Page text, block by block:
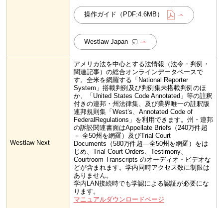
操作ガイド（PDF:4.6MB）
Westlaw Japan
Westlaw Next
アメリカ法を中心とする法情報（法令・判例・
関連記事）の総合オンラインデータベースで
す。全米を網羅する「National Reporter
System」搭載判例及び判例集未搭載判例のほ
か、「United States Code Annotated」等の註釈
付きの連邦・州法律集、及び業界唯一の註釈版
連邦規則集「West’s、Annotated Code of
FederalRegulations」を利用できます。州・連邦
の訴訟関連書面はAppellate Briefs（240万件超
－ 全50州を網羅）及びTrial Court
Documents（580万件超―全50州を網羅）をは
じめ、Trial Court Orders、Testimony、
Courtroom Transcripts のオーディオ・ビデオな
どが含まれます。学内同時アクセス数に制限は
ありません。
学内LAN接続時でも学認による認証が必要にな
ります。
マニュアルダウンロードページ